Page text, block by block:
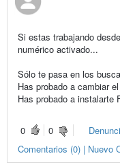
Si estas trabajando
numérico activado...
Sólo te pasa en los
Has probado a cambiar
Has probado a instalarte
0 0
Comentarios (0) | Nuevo